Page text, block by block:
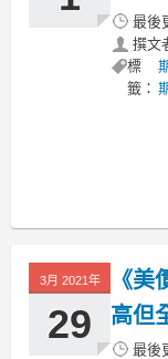
最後
撰文
標
籤：
3月 2021年
29
《
高但
最後